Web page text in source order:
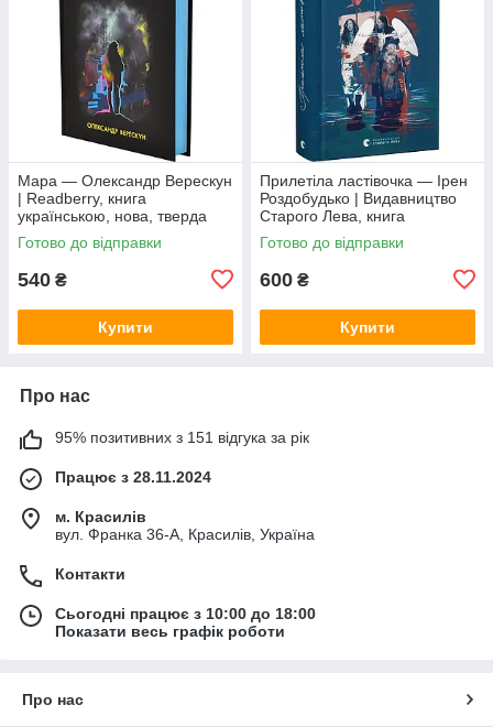
Мара — Олександр Верескун
| Readberry, книга
українською, нова, тверда
Готово до відправки
540 ₴
Купити
Прилетіла ластівочка — Ірен
Роздобудько | Видавництво
Старого Лева, книга
українською, нова, тверда
Готово до відправки
600 ₴
Купити
Про нас
95% позитивних з 151 відгука за рік
Працює з 28.11.2024
м. Красилів
вул. Франка 36-А, Красилів, Україна
Контакти
Сьогодні працює з 10:00 до 18:00
Показати весь графік роботи
Про нас